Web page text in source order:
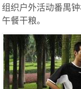
组织户外活动番禺
午餐干粮。